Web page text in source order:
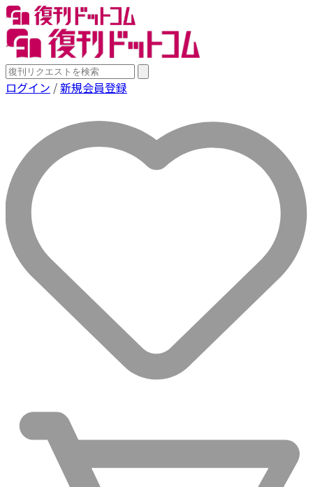
ログイン /新規会員登録